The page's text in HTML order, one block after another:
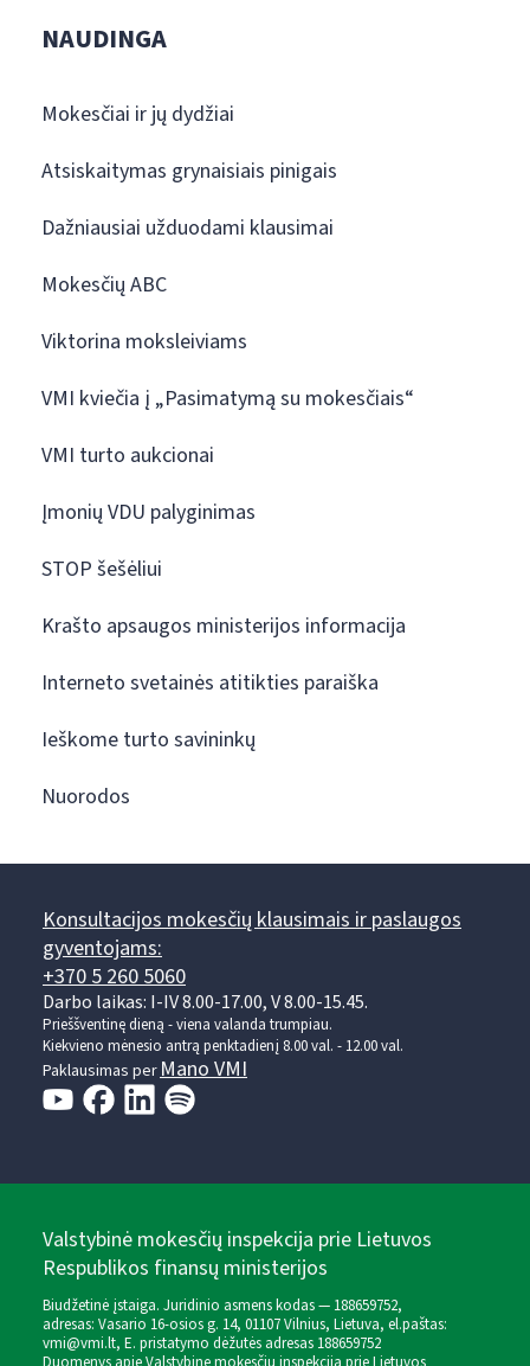
NAUDINGA
Mokesčiai ir jų dydžiai
Atsiskaitymas grynaisiais pinigais
Dažniausiai užduodami klausimai
Mokesčių ABC
Viktorina moksleiviams
VMI kviečia į „Pasimatymą su mokesčiais“
VMI turto aukcionai
Įmonių VDU palyginimas
STOP šešėliui
Krašto apsaugos ministerijos informacija
Interneto svetainės atitikties paraiška
Ieškome turto savininkų
Nuorodos
Konsultacijos mokesčių klausimais ir paslaugos
gyventojams:
+370 5 260 5060
Darbo laikas: I-IV 8.00-17.00, V 8.00-15.45.
Prieššventinę dieną - viena valanda trumpiau.
Kiekvieno mėnesio antrą penktadienį 8.00 val. - 12.00 val.
Paklausimas perMano VMI
Valstybinė mokesčių inspekcija prie Lietuvos
Respublikos finansų ministerijos
Biudžetinė įstaiga. Juridinio asmens kodas — 188659752,
adresas: Vasario 16-osios g. 14, 01107 Vilnius, Lietuva, el.paštas:
vmi@vmi.lt, E. pristatymo dėžutės adresas 188659752